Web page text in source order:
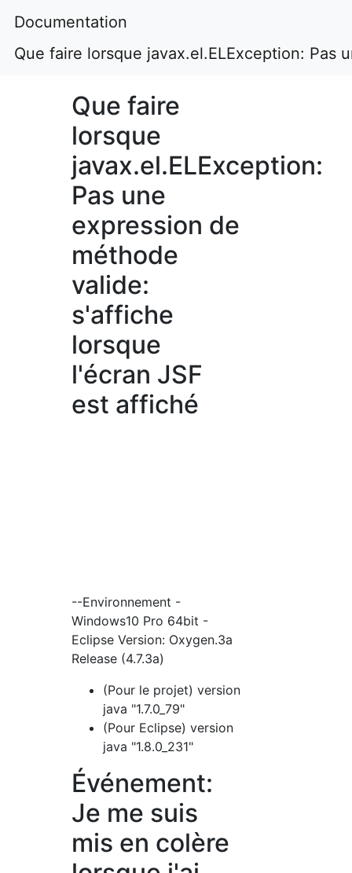
Documentation
Que faire lorsque javax.el.ELException:
Que faire
lorsque
javax.el.ELException:
Pas une
expression de
méthode
valide:
s'affiche
lorsque
l'écran JSF
est affiché
--Environnement -
Windows10 Pro 64bit -
Eclipse Version: Oxygen.3a
Release (4.7.3a)
(Pour le projet) version
java "1.7.0_79"
(Pour Eclipse) version
java "1.8.0_231"
Événement:
Je me suis
mis en colère